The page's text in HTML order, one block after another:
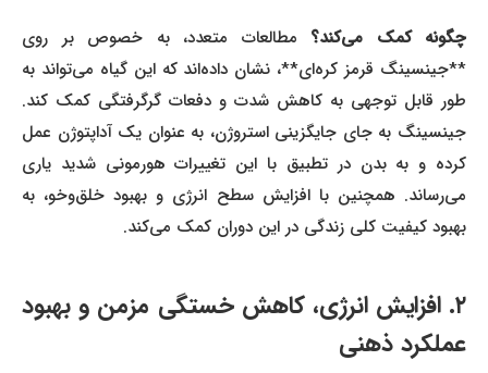
چگونه کمک می‌کند؟مطالعات متعدد، به خصوص بر روی
**جینسینگ قرمز کره‌ای**، نشان داده‌اند که این گیاه می‌تواند به
طور قابل توجهی به کاهش شدت و دفعات گرگرفتگی کمک کند.
جینسینگ به جای جایگزینی استروژن، به عنوان یک آداپتوژن عمل
کرده و به بدن در تطبیق با این تغییرات هورمونی شدید یاری
می‌رساند. همچنین با افزایش سطح انرژی و بهبود خلق‌وخو، به
بهبود کیفیت کلی زندگی در این دوران کمک می‌کند.
۲. افزایش انرژی، کاهش خستگی مزمن و بهبود
عملکرد ذهنی